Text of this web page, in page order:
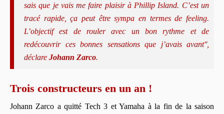
sais que je vais me faire plaisir à Phillip Island. C’est un
tracé rapide, ça peut être sympa en termes de feeling.
L’objectif est de rouler avec un bon rythme et de
redécouvrir ces bonnes sensations que j’avais avant'',
déclare Johann Zarco.
Trois constructeurs en un an !
Johann Zarco a quitté Tech 3 et Yamaha à la fin de la saison